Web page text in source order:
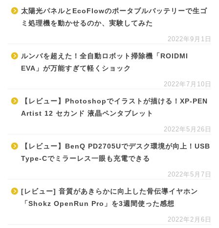
太陽光パネルとEcoFlowのポータブルバッテリーで生ゴ
ミ処理機を動かせるのか、実験してみた
2022年9月1日
ルンバを超えた！全自動ロボット掃除機「ROIDMI
EVA」が万能すぎて軽くショック
2022年7月10日
【レビュー】Photoshopでイラストが描ける！XP-PEN
Artist 12 セカンド 液晶ペンタブレット
2022年5月26日
【レビュー】BenQ PD2705Uでデスク環境が向上！USB
Type-Cでミラーレス一眼も充電できる
2022年5月7日
[レビュー] 音質があきらかに向上した骨伝導イヤホン
「Shokz OpenRun Pro」を3週間使った感想
2022年2月6日